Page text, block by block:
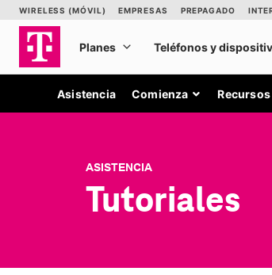
Asistencia Comienza
ASISTENCIA
Tutoriales